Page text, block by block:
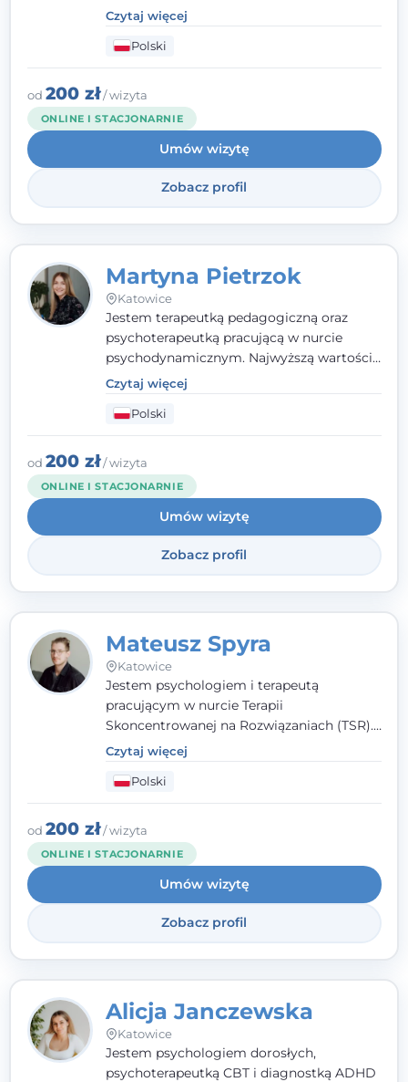
wewnętrznej siły i radzeniu sobie z
codziennymi trudnościami. Pracuję w
nurcie poznawczo-behawioralnym, oferując
indywidualne podejście pełne empatii,
zaufania i wsparcia. Jeśli masz za sobą
trudny czas, jestem tutaj dla Ciebie.
Czytaj więcej
Polski
od 200 zł/ wizyta
ONLINE I STACJONARNIE
Umów wizytę
Zobacz profil
Martyna Pietrzok
Katowice
Jestem terapeutką pedagogiczną oraz
psychoterapeutką pracującą w nurcie
psychodynamicznym. Najwyższą wartością
jest dla mnie bliska, pełna zrozumienia i
zaangażowania relacja z pacjentem. To
właśnie ta oparta na zaufaniu więź staje się
przestrzenią, w której można dotrzeć do
źródła trudności i spojrzeć na nie inaczej
niż dotąd.
Czytaj więcej
Polski
od 200 zł/ wizyta
ONLINE I STACJONARNIE
Umów wizytę
Zobacz profil
Mateusz Spyra
Katowice
Jestem psychologiem i terapeutą
pracującym w nurcie Terapii
Skoncentrowanej na Rozwiązaniach (TSR).
Towarzyszę młodzieży i dorosłym z
empatią, zrozumieniem i bez oceniania.
Daję przestrzeń do bycia sobą, bo wiem, że
w każdym człowieku jest coś wyjątkowego.
Czytaj więcej
Polski
od 200 zł/ wizyta
ONLINE I STACJONARNIE
Umów wizytę
Zobacz profil
Alicja Janczewska
Katowice
Jestem psychologiem dorosłych,
psychoterapeutką CBT i diagnostką ADHD